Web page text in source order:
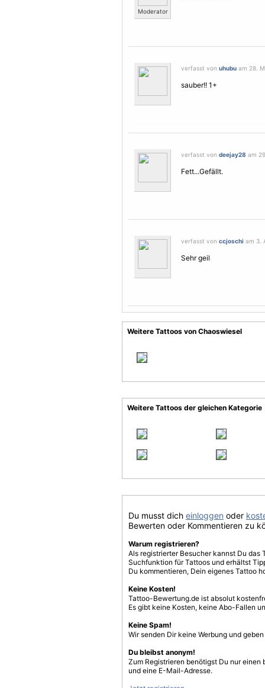
Moderator
verfasst von uhubu am 28.
sauber!! 1+
verfasst von deejay28 am
Fett...Gefällt.
verfasst von ccjoschi am 3.
Sehr geil
Weitere Tattoos von Chaoswiesel
Weitere Tattoos der gleichen Kategorie
Du musst dich einloggen oder
Bewerten oder Kommentieren zu
Warum registrieren?
Als registrierter Besucher kannst Du
Suchfunktion für Tattoos und erhältst
Du kommentieren, Dein eigenes Tattoo
Keine Kosten!
Tattoo-Bewertung.de ist absolut
Es gibt keine Kosten, keine Abo-Fallen
Keine Spam!
Wir senden Dir keine Werbung und
Du bleibst anonym!
Zum Registrieren benötigst Du nur einen
und eine E-Mail-Adresse.